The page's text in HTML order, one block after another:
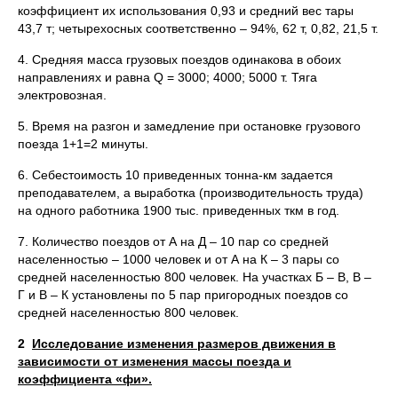
коэффициент их использования 0,93 и средний вес тары
43,7 т; четырехосных соответственно – 94%, 62 т, 0,82, 21,5 т.
4. Средняя масса грузовых поездов одинакова в обоих
направлениях и равна Q = 3000; 4000; 5000 т. Тяга
электровозная.
5. Время на разгон и замедление при остановке грузового
поезда 1+1=2 минуты.
6. Себестоимость 10 приведенных тонна-км задается
преподавателем, а выработка (производительность труда)
на одного работника 1900 тыс. приведенных ткм в год.
7. Количество поездов от А на Д – 10 пар со средней
населенностью – 1000 человек и от А на К – 3 пары со
средней населенностью 800 человек. На участках Б – В, В –
Г и В – К установлены по 5 пар пригородных поездов со
средней населенностью 800 человек.
2 Исследование изменения размеров движения в
зависимости от изменения массы поезда и
коэффициента «фи».